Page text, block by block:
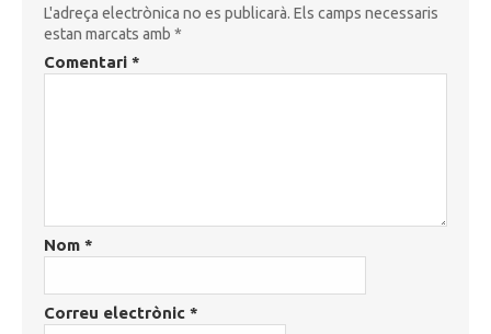
L'adreça electrònica no es publicarà. Els camps necessaris
estan marcats amb *
Comentari *
Nom *
Correu electrònic *